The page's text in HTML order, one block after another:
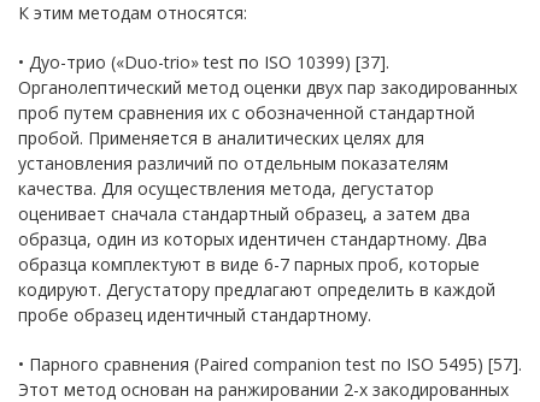
К этим методам относятся:
• Дуо-трио («Duo-trio» test по ISO 10399) [37].
Органолептический метод оценки двух пар закодированных
проб путем сравнения их с обозначенной стандартной
пробой. Применяется в аналитических целях для
установления различий по отдельным показателям
качества. Для осуществления метода, дегустатор
оценивает сначала стандартный образец, а затем два
образца, один из которых идентичен стандартному. Два
образца комплектуют в виде 6-7 парных проб, которые
кодируют. Дегустатору предлагают определить в каждой
пробе образец идентичный стандартному.
• Парного сравнения (Рaired companion test по ISO 5495) [57].
Этот метод основан на ранжировании 2-х закодированных